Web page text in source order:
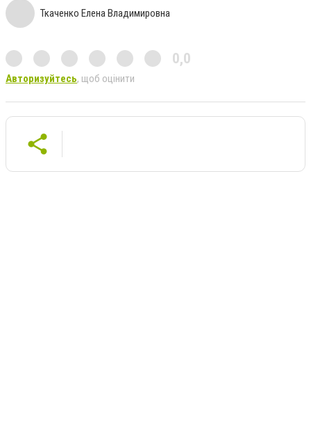
Ткаченко Елена Владимировна
0,0
Авторизуйтесь, щоб оцінити